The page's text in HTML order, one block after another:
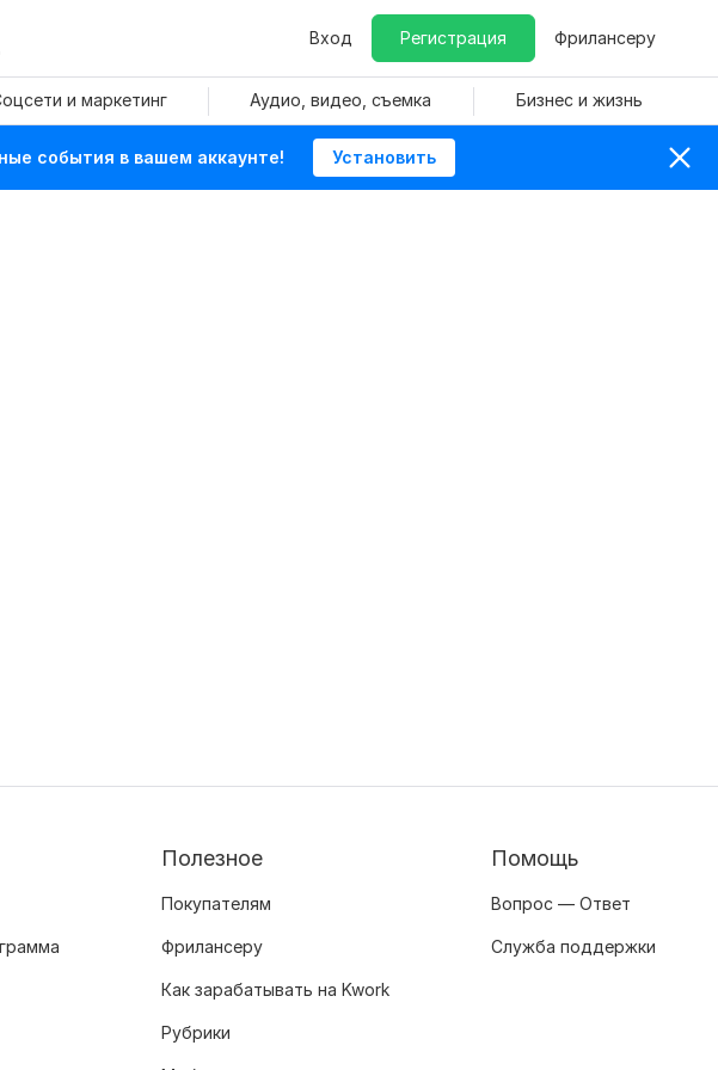
Вход Регистрация Фрилансеру
и маркетинг Аудио, видео, съемка Бизнес и жизнь
события в вашем аккаунте! Установить
Полезное
Покупателям
Фрилансеру
Как зарабатывать на Kwork
Рубрики
Помощь
Вопрос — Ответ
Служба поддержки